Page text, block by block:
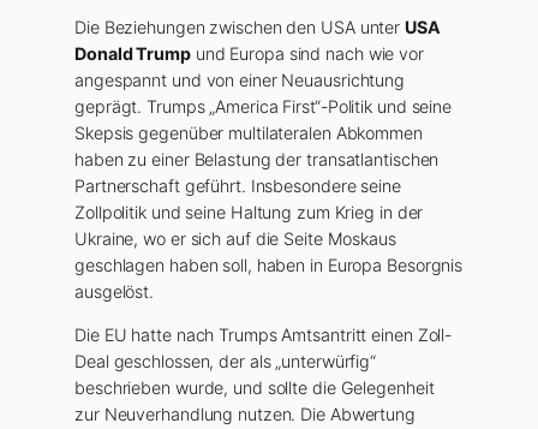
Die Beziehungen zwischen den USA unterUSA
Donald Trumpund Europa sind nach wie vor
angespannt und von einer Neuausrichtung
geprägt. Trumps „America First“-Politik und seine
Skepsis gegenüber multilateralen Abkommen
haben zu einer Belastung der transatlantischen
Partnerschaft geführt. Insbesondere seine
Zollpolitik und seine Haltung zum Krieg in der
Ukraine, wo er sich auf die Seite Moskaus
geschlagen haben soll, haben in Europa Besorgnis
ausgelöst.
Die EU hatte nach Trumps Amtsantritt einen Zoll-
Deal geschlossen, der als „unterwürfig“
beschrieben wurde, und sollte die Gelegenheit
zur Neuverhandlung nutzen. Die Abwertung